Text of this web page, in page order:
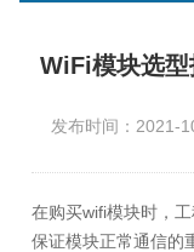
WiFi模块选
发布时间：2021-
在购买wifi模块时，
保证模块正常通信的